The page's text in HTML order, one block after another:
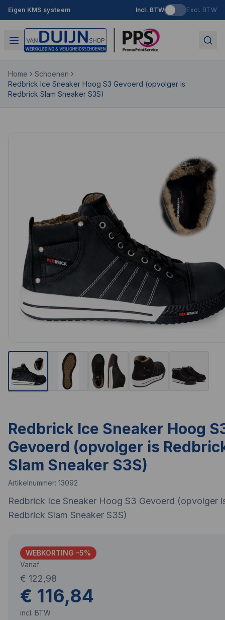
Eigen KMS systeem Incl. BTW Excl. BTW
Home
Schoenen
Redbrick Ice Sneaker Hoog S3 Gevoerd (opvolger is
Redbrick Slam Sneaker S3S)
Redbrick Ice Sneaker Hoog
Gevoerd (opvolger is
Slam Sneaker S3S)
Artikelnummer: 13092
Redbrick Ice Sneaker Hoog S3 Gevoerd (opvolger
Redbrick Slam Sneaker S3S)
WEBKORTING -5%
Vanaf
€ 122,98
€ 116,84
incl. BTW